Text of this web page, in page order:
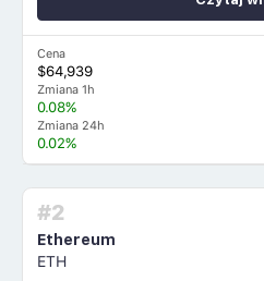
Cena
$64,939
Zmiana 1h
0.08%
Zmiana 24h
0.02%
#2
Ethereum
ETH